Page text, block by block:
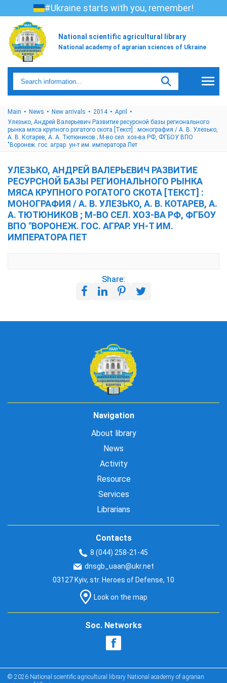
#Ukraine starts with you, remember!
National scientific agricultural library
National academy of agrarian sciences of Ukraine
Main News New arrivals 2014
April
Улезько, Андрей Валерьевич Развитие ресурсной базы регионального
рынка мяса крупного рогатого скота [Текст] : монография / А. В. Улезько,
А. В. Котарев, А. А. Тютюников ; М-во сел. хоз-ва РФ, ФГБОУ ВПО
"Воронеж. гос. аграр. ун-т им. императора Пет
УЛЕЗЬКО, АНДРЕЙ ВАЛЕРЬЕВИЧ РАЗВИТИЕ
РЕСУРСНОЙ БАЗЫ РЕГИОНАЛЬНОГО РЫНКА
МЯСА КРУПНОГО РОГАТОГО СКОТА [ТЕКСТ] :
МОНОГРАФИЯ / А. В. УЛЕЗЬКО, А. В. КОТАРЕВ, А.
А. ТЮТЮНИКОВ ; М-ВО СЕЛ. ХОЗ-ВА РФ, ФГБОУ
ВПО "ВОРОНЕЖ. ГОС. АГРАР. УН-Т ИМ.
ИМПЕРАТОРА ПЕТ
Share:
Navigation
About library
News
Activity
Resource
Services
Librarians
Contacts
8 (044) 258-21-45
dnsgb_uaan@ukr.net
03127 Kyiv, str. Heroes of Defense, 10
Look on the map
Soc. Networks
© 2026 National scientific agricultural library National academy of agrarian